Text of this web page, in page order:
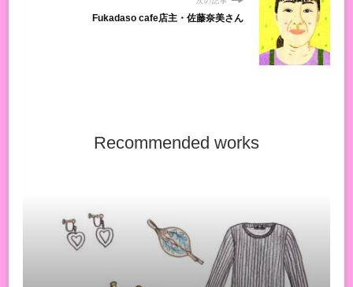
Fukadaso cafe店主・佐藤奈美さん
Recommended works